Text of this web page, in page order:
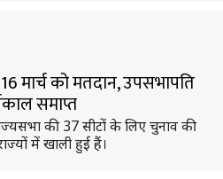
मार्च को मतदान, उपसभापति
समाप्त
की 37 सीटों के लिए चुनाव की
में खाली हुई हैं।